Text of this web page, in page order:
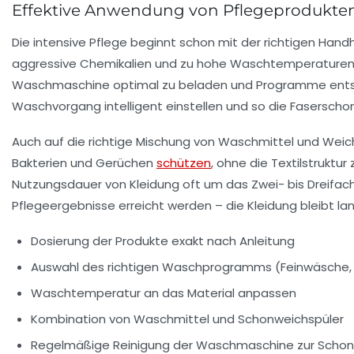
Effektive Anwendung von
Die intensive Pflege beginnt schon mit der richtigen
aggressive Chemikalien und zu hohe
Waschmaschine optimal zu beladen und Programme
Waschvorgang intelligent einstellen und so die
Auch auf die richtige Mischung von Waschmittel und
Bakterien und Gerüchen schützen, ohne die
Nutzungsdauer von Kleidung oft um das Zwei- bis
Pflegeergebnisse erreicht werden – die Kleidung bleibt
Dosierung der Produkte exakt nach Anleitung
Auswahl des richtigen Waschprogramms
Waschtemperatur an das Material anpassen
Kombination von Waschmittel und Schonweichspüler
Regelmäßige Reinigung der Waschmaschine zur